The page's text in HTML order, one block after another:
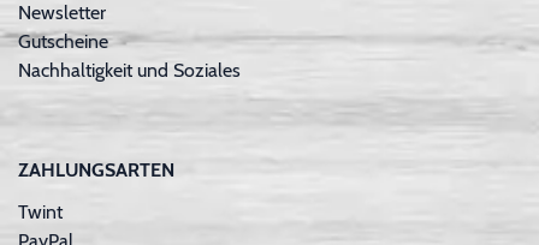
Newsletter
Gutscheine
Nachhaltigkeit und Soziales
ZAHLUNGSARTEN
Twint